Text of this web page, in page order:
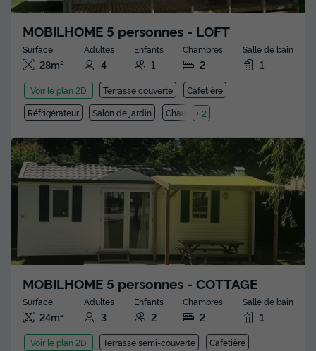
MOBILHOME 5 personnes - LOFT
Surface
28m²
Adultes
4
Enfants
1
Chambres
2
Salle de bain
1
Voir le plan 2D Terrasse couverte
Cafetière
Réfrigérateur
Salon de jardin Chauffage
+ 2
MOBILHOME 5 personnes - COTTAGE
Surface
24m²
Adultes
3
Enfants
2
Chambres
2
Salle de bain
1
Voir le plan 2D Terrasse semi-couverte
Cafetière